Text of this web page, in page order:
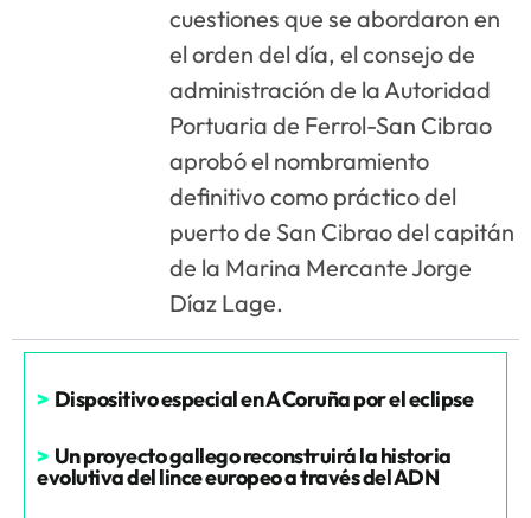
cuestiones que se abordaron en
el orden del día, el consejo de
administración de la Autoridad
Portuaria de Ferrol-San Cibrao
aprobó el nombramiento
definitivo como práctico del
puerto de San Cibrao del capitán
de la Marina Mercante Jorge
Díaz Lage.
> Dispositivo especial en A Coruña por el eclipse
> Un proyecto gallego reconstruirá la historia
evolutiva del lince europeo a través del ADN